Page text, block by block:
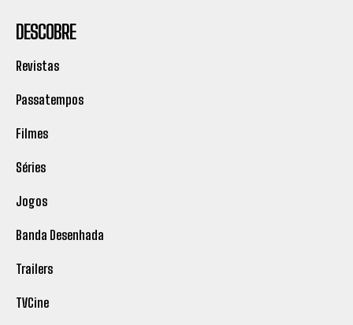
DESCOBRE
Revistas
Passatempos
Filmes
Séries
Jogos
Banda Desenhada
Trailers
TVCine